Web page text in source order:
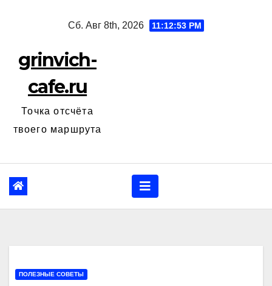
Сб. Авг 8th, 2026 11:12:53 PM
grinvich-
cafe.ru
Точка отсчёта
твоего маршрута
ПОЛЕЗНЫЕ СОВЕТЫ